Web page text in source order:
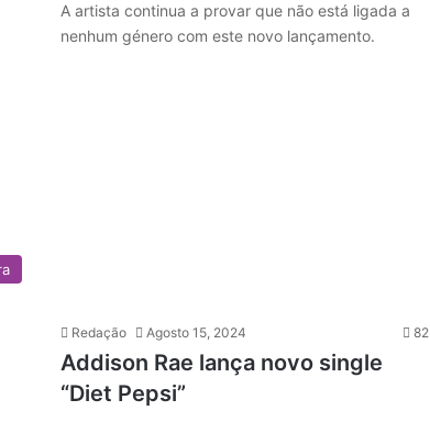
A artista continua a provar que não está ligada a
nenhum género com este novo lançamento.
Redação Agosto 15, 2024 82
Addison Rae lança novo single
“Diet Pepsi”